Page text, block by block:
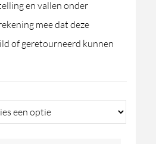
en vallen onder
mee dat deze
of geretourneerd kunnen